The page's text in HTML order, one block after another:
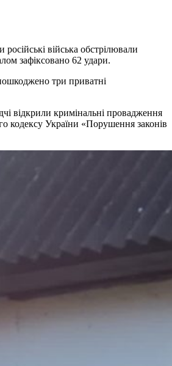
війська обстрілювали
зафіксовано 62 удари.
три приватні
відкрили кримінальні провадження
кодексу України «Порушення законів